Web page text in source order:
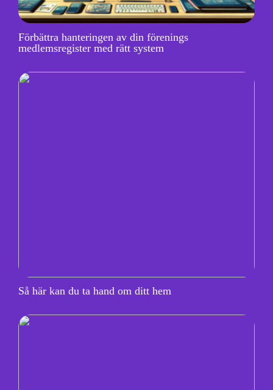
Förbättra hanteringen av din förenings
medlemsregister med rätt system
Så här kan du ta hand om ditt hem